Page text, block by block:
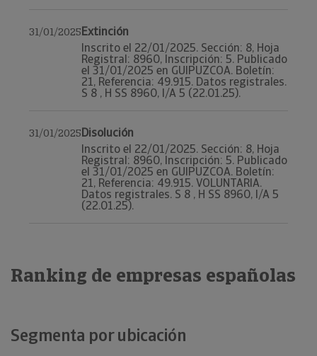
31/01/2025Extinción
Inscrito el 22/01/2025. Sección: 8, Hoja
Registral: 8960, Inscripción: 5. Publicado
el 31/01/2025 en GUIPUZCOA. Boletín:
21, Referencia: 49.915. Datos registrales.
S 8 , H SS 8960, I/A 5 (22.01.25).
31/01/2025Disolución
Inscrito el 22/01/2025. Sección: 8, Hoja
Registral: 8960, Inscripción: 5. Publicado
el 31/01/2025 en GUIPUZCOA. Boletín:
21, Referencia: 49.915. VOLUNTARIA.
Datos registrales. S 8 , H SS 8960, I/A 5
(22.01.25).
Ranking de empresas españolas
Segmenta por ubicación